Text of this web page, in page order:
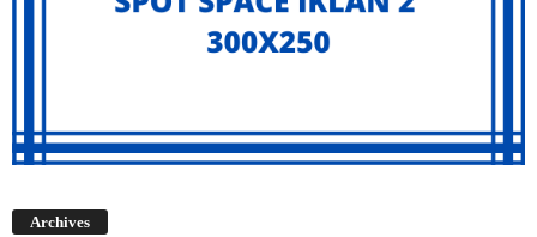
Archives